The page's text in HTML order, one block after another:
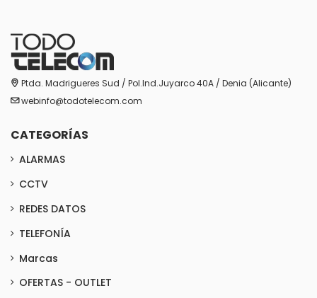
Ptda. Madrigueres Sud / Pol.Ind.Juyarco 40A / Denia (Alicante)
webinfo@todotelecom.com
CATEGORÍAS
ALARMAS
CCTV
REDES DATOS
TELEFONÍA
Marcas
OFERTAS - OUTLET